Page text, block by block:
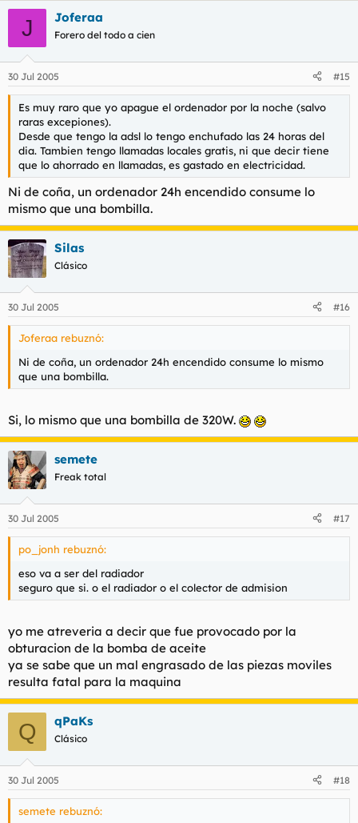
J Joferaa
Forero del todo a cien
30 Jul 2005 #15
Es muy raro que yo apague el ordenador por la noche (salvo
raras excepiones).
Desde que tengo la adsl lo tengo enchufado las 24 horas del
dia. Tambien tengo llamadas locales gratis, ni que decir tiene
que lo ahorrado en llamadas, es gastado en electricidad.
Ni de coña, un ordenador 24h encendido consume lo
mismo que una bombilla.
Silas
Clásico
30 Jul 2005 #16
Joferaa rebuznó:
Ni de coña, un ordenador 24h encendido consume lo mismo
que una bombilla.
Si, lo mismo que una bombilla de 320W.
semete
Freak total
30 Jul 2005 #17
po_jonh rebuznó:
eso va a ser del radiador
seguro que si. o el radiador o el colector de admision
yo me atreveria a decir que fue provocado por la
obturacion de la bomba de aceite
ya se sabe que un mal engrasado de las piezas moviles
resulta fatal para la maquina
Q qPaKs
Clásico
30 Jul 2005 #18
semete rebuznó: